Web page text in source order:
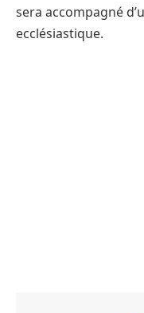
sera accompagné
ecclésiastique.